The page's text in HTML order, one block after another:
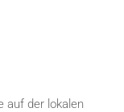
auf der lokalen